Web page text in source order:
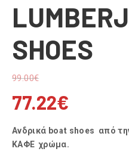
SHOES
99.00€
77.22€
Ανδρικά boat shoes από
ΚΑΦΕ χρώμα.